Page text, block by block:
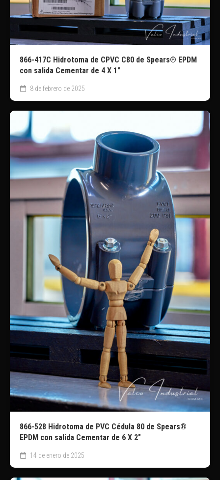
866-417C Hidrotoma de CPVC C80 de Spears® EPDM
con salida Cementar de 4 X 1″
8 de febrero de 2025
866-528 Hidrotoma de PVC Cédula 80 de Spears®
EPDM con salida Cementar de 6 X 2″
14 de enero de 2025